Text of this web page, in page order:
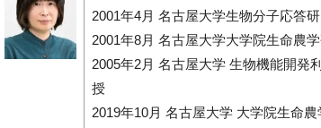
2001年4月 名古屋大学生物分子応答
2001年8月 名古屋大学大学院生命農
2005年2月 名古屋大学 生物機能開発
授
2019年10月 名古屋大学 大学院生命